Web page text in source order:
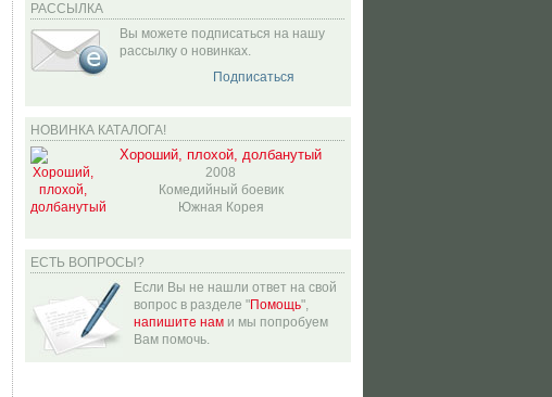
РАССЫЛКА
Вы можете подписаться на нашу
рассылку о новинках.
Подписаться
НОВИНКА КАТАЛОГА!
Хороший, плохой, долбанутый
2008
Комедийный боевик
Южная Корея
ЕСТЬ ВОПРОСЫ?
Если Вы не нашли ответ на свой
вопрос в разделе "Помощь",
напишите нам и мы попробуем
Вам помочь.